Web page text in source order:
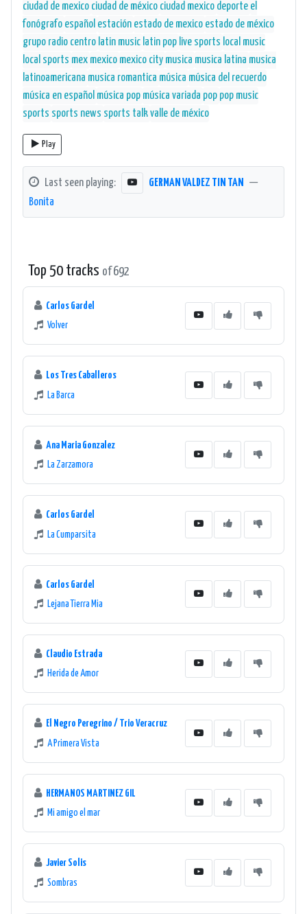
ciudad de mexico ciudad de méxico ciudad mexico deporte el
fonógrafo español estación estado de mexico estado de méxico
grupo radio centro latin music latin pop live sports local music
local sports mex mexico mexico city musica musica latina musica
latinoamericana musica romantica música música del recuerdo
música en español música pop música variada pop pop music
sports sports news sports talkvalle de méxico
Play
Last seen playing: GERMAN VALDEZ TIN TAN
—
Bonita
Top 50 tracks of 692
Carlos Gardel
Volver
Los Tres Caballeros
La Barca
Ana Maria Gonzalez
La Zarzamora
Carlos Gardel
La Cumparsita
Carlos Gardel
Lejana Tierra Mia
Claudio Estrada
Herida de Amor
El Negro Peregrino / Trio Veracruz
A Primera Vista
HERMANOS MARTINEZ GIL
Mi amigo el mar
Javier Solis
Sombras